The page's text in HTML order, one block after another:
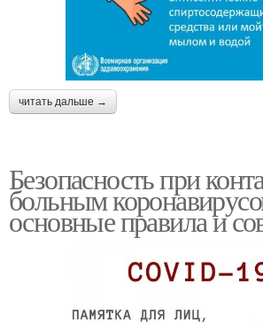
читать дальше →
Безопасность при
больным
основные правила и